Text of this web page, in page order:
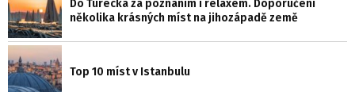
Do Turecka za poznáním i relaxem. Doporučení
několika krásných míst na jihozápadě země
Top 10 míst v Istanbulu